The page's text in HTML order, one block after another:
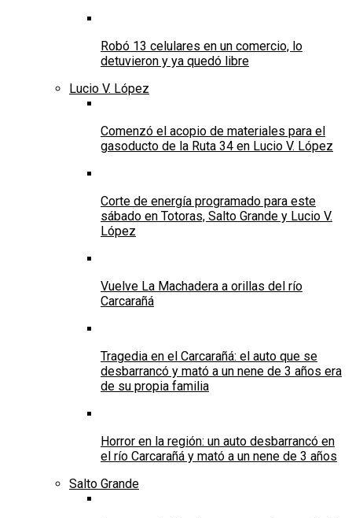
Robó 13 celulares en un comercio, lo
detuvieron y ya quedó libre
Lucio V. López
Comenzó el acopio de materiales para el
gasoducto de la Ruta 34 en Lucio V. López
Corte de energía programado para este
sábado en Totoras, Salto Grande y Lucio V.
López
Vuelve La Machadera a orillas del río
Carcarañá
Tragedia en el Carcarañá: el auto que se
desbarrancó y mató a un nene de 3 años era
de su propia familia
Horror en la región: un auto desbarrancó en
el río Carcarañá y mató a un nene de 3 años
Salto Grande